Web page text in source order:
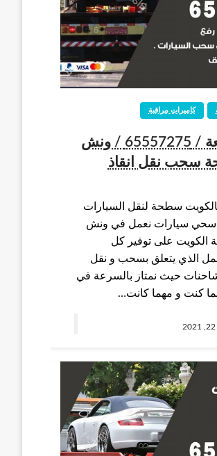
كاميرات مراقبة
ونش الجليعة / 65557275 / ونش
سحب نقل انقاذ
سطحة لنقل السيارات
سحي سيارات نعمل في ونش
الكويت على توفير كل
الذي يتعلق بسحب و نقل
حيث نمتاز بالسرعة في
كنت و مهما كانت…